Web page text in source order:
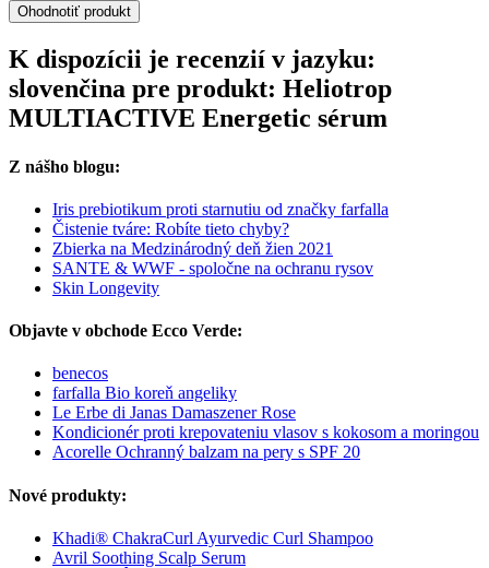
Ohodnotiť produkt
K dispozícii je recenzií v jazyku:
slovenčina pre produkt: Heliotrop
MULTIACTIVE Energetic sérum
Z nášho blogu:
Iris prebiotikum proti starnutiu od značky farfalla
Čistenie tváre: Robíte tieto chyby?
Zbierka na Medzinárodný deň žien 2021
SANTE & WWF - spoločne na ochranu rysov
Skin Longevity
Objavte v obchode Ecco Verde:
benecos
farfalla Bio koreň angeliky
Le Erbe di Janas Damaszener Rose
Kondicionér proti krepovateniu vlasov s kokosom a moringou
Acorelle Ochranný balzam na pery s SPF 20
Nové produkty:
Khadi® ChakraCurl Ayurvedic Curl Shampoo
Avril Soothing Scalp Serum